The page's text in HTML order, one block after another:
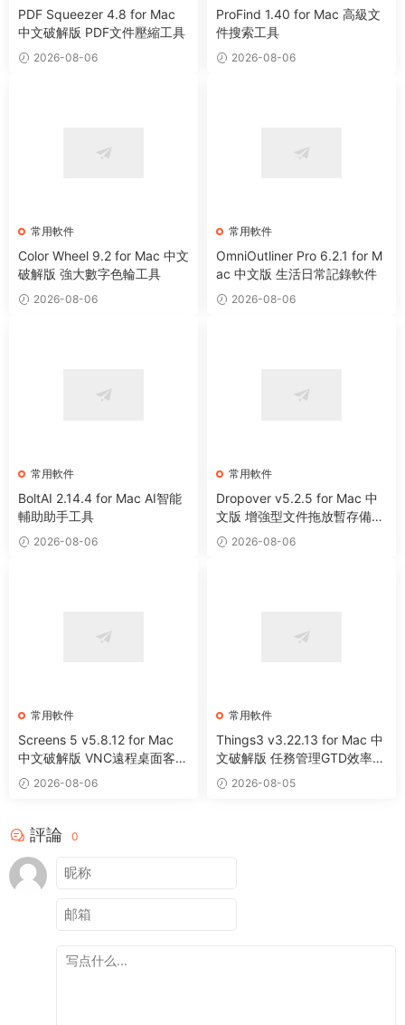
PDF Squeezer 4.8 for Mac
中文破解版 PDF文件壓縮工具
2026-08-06
ProFind 1.40 for Mac 高級文
件搜索工具
2026-08-06
常用軟件
Color Wheel 9.2 for Mac 中文
破解版 強大數字色輪工具
2026-08-06
常用軟件
OmniOutliner Pro 6.2.1 for M
ac 中文版 生活日常記錄軟件
2026-08-06
常用軟件
BoltAI 2.14.4 for Mac AI智能
輔助助手工具
2026-08-06
常用軟件
Dropover v5.2.5 for Mac 中
文版 增強型文件拖放暫存備用
整理工具
2026-08-06
常用軟件
Screens 5 v5.8.12 for Mac
中文破解版 VNC遠程桌面客戶
端應用程序
2026-08-06
常用軟件
Things3 v3.22.13 for Mac 中
文破解版 任務管理GTD效率工
具 2026-08-05
評論 0